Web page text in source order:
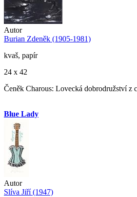
Autor
Burian Zdeněk (1905-1981)
kvaš, papír
24 x 42
Čeněk Charous: Lovecká dobrodružství z
Blue Lady
Autor
Slíva Jiří (1947)